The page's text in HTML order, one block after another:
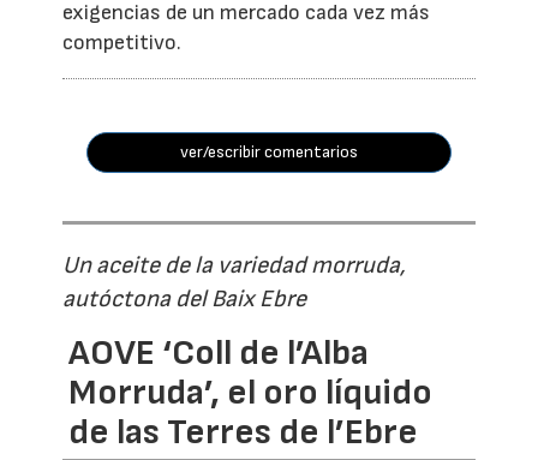
exigencias de un mercado cada vez más
competitivo.
ver/escribir comentarios
Un aceite de la variedad morruda,
autóctona del Baix Ebre
AOVE ‘Coll de l’Alba
Morruda’, el oro líquido
de las Terres de l’Ebre